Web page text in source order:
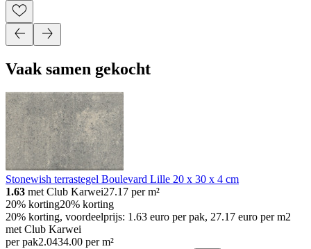
Vaak samen gekocht
Stonewish terrastegel Boulevard Lille 20 x 30 x 4 cm
1.63 met Club Karwei27.17 per m²
20% korting20% korting
20% korting, voordeelprijs: 1.63 euro per pak, 27.17 euro per m2
met Club Karwei
per pak2.0434.00 per m²